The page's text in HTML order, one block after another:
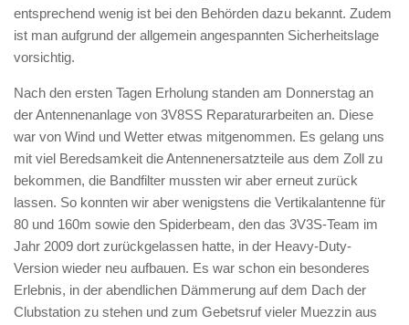
entsprechend wenig ist bei den Behörden dazu bekannt. Zudem
ist man aufgrund der allgemein angespannten Sicherheitslage
vorsichtig.
Nach den ersten Tagen Erholung standen am Donnerstag an
der Antennenanlage von 3V8SS Reparaturarbeiten an. Diese
war von Wind und Wetter etwas mitgenommen. Es gelang uns
mit viel Beredsamkeit die Antennenersatzteile aus dem Zoll zu
bekommen, die Bandfilter mussten wir aber erneut zurück
lassen. So konnten wir aber wenigstens die Vertikalantenne für
80 und 160m sowie den Spiderbeam, den das 3V3S-Team im
Jahr 2009 dort zurückgelassen hatte, in der Heavy-Duty-
Version wieder neu aufbauen. Es war schon ein besonderes
Erlebnis, in der abendlichen Dämmerung auf dem Dach der
Clubstation zu stehen und zum Gebetsruf vieler Muezzin aus